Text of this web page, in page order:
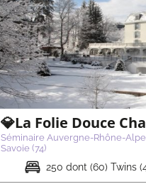
💎La Folie Douce
Séminaire Auvergne-Rhône-
Savoie (74)
250 dont (60) Twins
💎La
Séminaire Auvergne-Rhône-